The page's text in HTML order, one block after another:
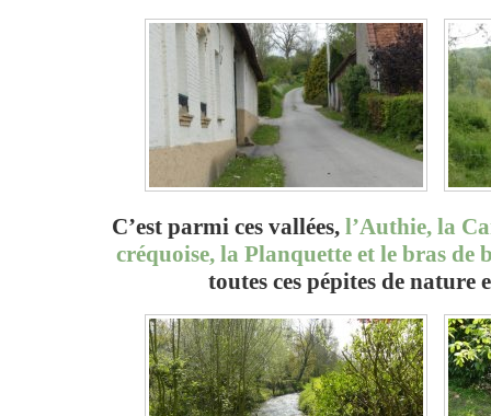
C’est parmi ces vallées, l’Authie, la
créquoise, la Planquette et le bras de
toutes ces pépites de nature